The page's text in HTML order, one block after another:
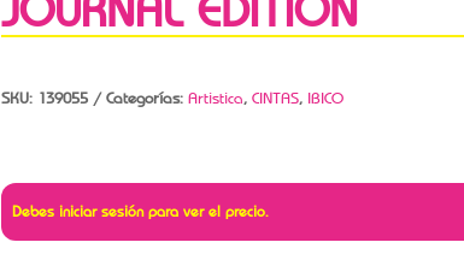
SKU: 139055 Categorías: Artistica, CINTAS, IBICO
Debes iniciar sesión para ver el precio.